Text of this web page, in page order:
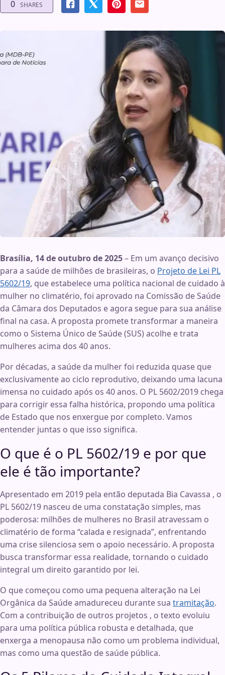
0 SHARES
Brasília, 14 de outubro de 2025– Em um avanço decisivo
para a saúde de milhões de brasileiras, o Projeto de Lei PL
5602/19, que estabelece uma política nacional de cuidado à
mulher no climatério, foi aprovado na Comissão de Saúde
da Câmara dos Deputados e agora segue para sua análise
final na casa. A proposta promete transformar a maneira
como o Sistema Único de Saúde (SUS) acolhe e trata
mulheres acima dos 40 anos.
Por décadas, a saúde da mulher foi reduzida quase que
exclusivamente ao ciclo reprodutivo, deixando uma lacuna
imensa no cuidado após os 40 anos. O PL 5602/2019 chega
para corrigir essa falha histórica, propondo uma política
de Estado que nos enxergue por completo. Vamos
entender juntas o que isso significa.
O que é o PL 5602/19 e por que
ele é tão importante?
Apresentado em 2019 pela então deputada Bia Cavassa , o
PL 5602/19 nasceu de uma constatação simples, mas
poderosa: milhões de mulheres no Brasil atravessam o
climatério de forma “calada e resignada”, enfrentando
uma crise silenciosa sem o apoio necessário. A proposta
busca transformar essa realidade, tornando o cuidado
integral um direito garantido por lei.
O que começou como uma pequena alteração na Lei
Orgânica da Saúde amadureceu durante sua tramitação.
Com a contribuição de outros projetos , o texto evoluiu
para uma política pública robusta e detalhada, que
enxerga a menopausa não como um problema individual,
mas como uma questão de saúde pública.